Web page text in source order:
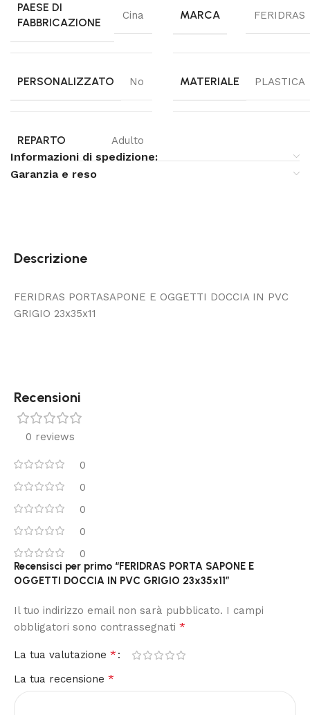
PAESE DI
FABBRICAZIONE
Cina MARCA FERIDRAS
PERSONALIZZATO No MATERIALE PLASTICA
REPARTO Adulto
Informazioni di spedizione:
Garanzia e reso
Descrizione
FERIDRAS PORTASAPONE E OGGETTI DOCCIA IN PVC
GRIGIO 23x35x11
Recensioni
0 reviews
0
0
0
0
0
Recensisci per primo “FERIDRAS PORTA SAPONE E
OGGETTI DOCCIA IN PVC GRIGIO 23x35x11”
Il tuo indirizzo email non sarà pubblicato. I campi
obbligatori sono contrassegnati *
La tua valutazione *
La tua recensione *